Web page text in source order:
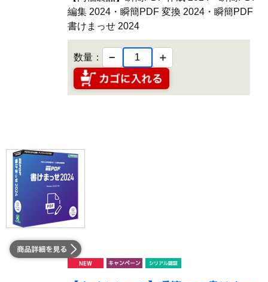
編集 2024・瞬簡PDF 変換 2024・瞬簡PDF
書けまっせ 2024
数量： − ＋